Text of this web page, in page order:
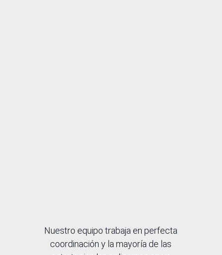
Nuestro equipo trabaja en perfecta
coordinación y la mayoría de las